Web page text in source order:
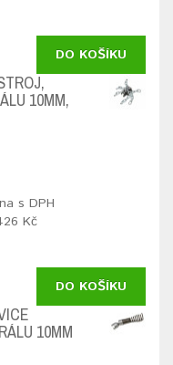
DO KOŠÍKU
10MM,
s DPH
Kč
DO KOŠÍKU
10MM